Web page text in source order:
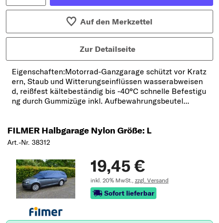
Auf den Merkzettel
Zur Detailseite
Eigenschaften:Motorrad-Ganzgarage schützt vor Kratz
ern, Staub und Witterungseinflüssen wasserabweisen
d, reißfest kältebeständig bis -40°C schnelle Befestigu
ng durch Gummizüge inkl. Aufbewahrungsbeutel...
FILMER Halbgarage Nylon Größe: L
Art.-Nr. 38312
19,45 €
inkl. 20% MwSt., zzgl. Versand
Sofort lieferbar